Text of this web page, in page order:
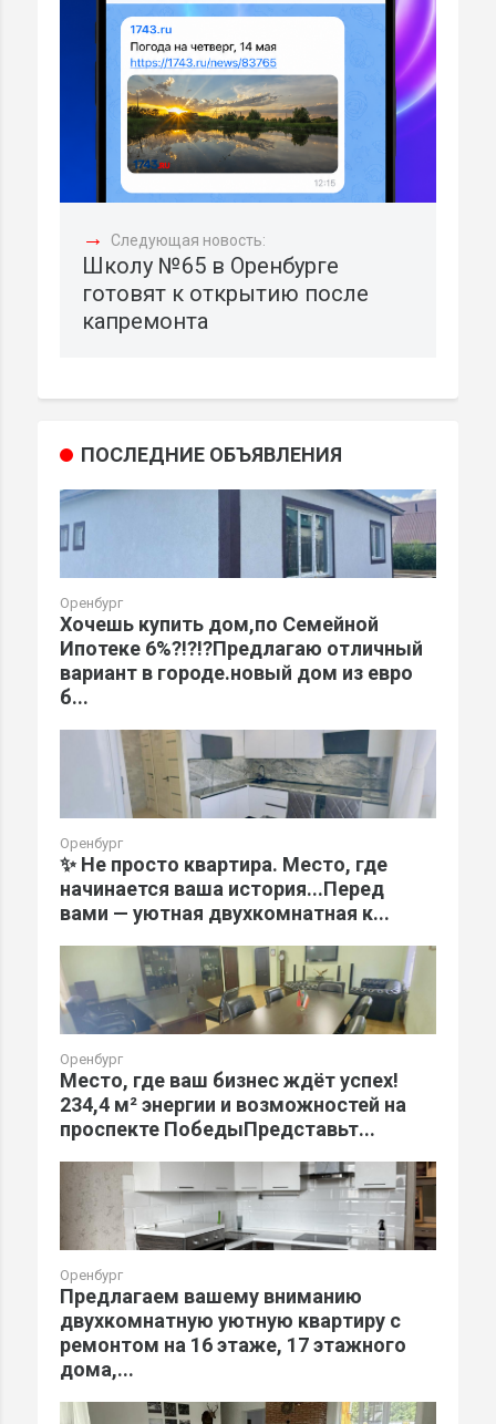
→ Следующая новость:
Школу №65 в Оренбурге
готовят к открытию после
капремонта
ПОСЛЕДНИЕ ОБЪЯВЛЕНИЯ
Оренбург
Хочешь купить дом,по Семейной
Ипотеке 6%?!?!?Предлагаю отличный
вариант в городе.новый дом из евро
б...
Оренбург
✨ Не просто квартира. Место, где
начинается ваша история...Перед
вами — уютная двухкомнатная к...
Оренбург
Место, где ваш бизнес ждёт успех!
234,4 м² энергии и возможностей на
проспекте ПобедыПредставьт...
Оренбург
Предлагаем вашему вниманию
двухкомнатную уютную квартиру с
ремонтом на 16 этаже, 17 этажного
дома,...